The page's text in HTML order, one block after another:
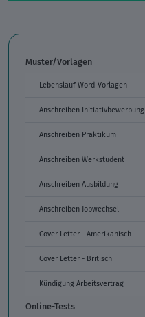
Muster/Vorlagen
Lebenslauf Word-Vorlagen
Anschreiben Initiativbewerbung
Anschreiben Praktikum
Anschreiben Werkstudent
Anschreiben Ausbildung
Anschreiben Jobwechsel
Cover Letter - Amerikanisch
Cover Letter - Britisch
Kündigung Arbeitsvertrag
Online-Tests